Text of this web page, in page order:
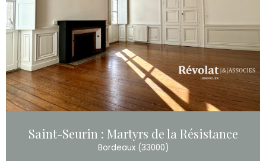
Saint-Seurin : Martyrs de la Résistance
Bordeaux (33000)